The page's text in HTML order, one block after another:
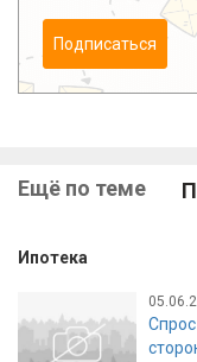
Подписаться
Ещё по теме
Ипотека